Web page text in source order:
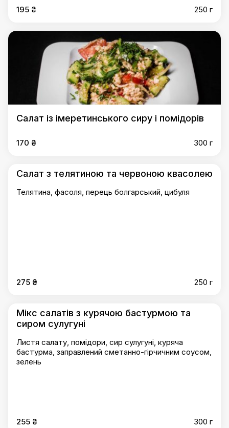
195 ₴ 250 г
Салат із імеретинського сиру і помідорів
170 ₴ 300 г
Салат з телятиною та червоною квасолею
Телятина, фасоля, перець болгарський, цибуля
275 ₴ 250 г
Мікс салатів з курячою бастурмою та
сиром сулугуні
Листя салату, помідори, сир сулугуні, куряча
бастурма, заправлений сметанно-гірчичним соусом,
зелень
255 ₴ 300 г